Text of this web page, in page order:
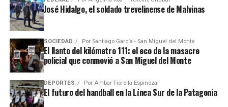
José Hidalgo, el soldado trevelinense de Malvinas
SOCIEDAD Por Santiago García - San Miguel del Monte
El llanto del kilómetro 111: el eco de la masacre
policial que conmovió a San Miguel del Monte
DEPORTES Por Ambar Fiorella Espinoza
El futuro del handball en la Línea Sur de la Patagonia